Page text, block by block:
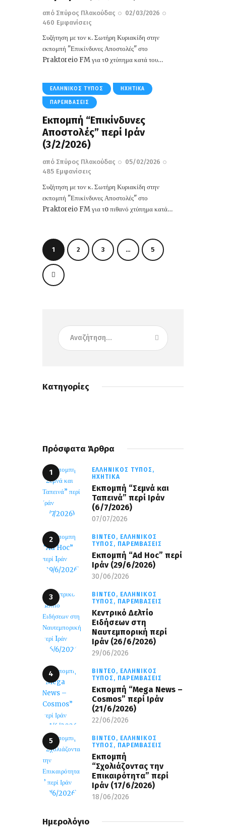
από Σπύρος Πλακούδας
02/03/2026
460 Εμφανίσεις
Συζήτηση με τον κ. Σωτήρη Κυριακίδη στην
εκπομπή "Επικίνδυνες Αποστολές" στο
Praktoreio FM για τo χτύπημα κατά του…
ΕΛΛΗΝΙΚΌΣ ΤΎΠΟΣ ΗΧΗΤΙΚΆ
ΠΑΡΕΜΒΆΣΕΙΣ
Εκπομπή “Επικίνδυνες
Αποστολές” περί Ιράν
(3/2/2026)
από Σπύρος Πλακούδας
05/02/2026
485 Εμφανίσεις
Συζήτηση με τον κ. Σωτήρη Κυριακίδη στην
εκπομπή "Επικίνδυνες Αποστολές" στο
Praktoreio FM για τo πιθανό χτύπημα κατά…
1 2 3 … 5
Κατηγορίες
Πρόσφατα Άρθρα
ΕΛΛΗΝΙΚΌΣ ΤΎΠΟΣ,
ΗΧΗΤΙΚΆ
Εκπομπή “Σεμνά και
Ταπεινά” περί Ιράν
(6/7/2026)
07/07/2026
ΒΊΝΤΕΟ, ΕΛΛΗΝΙΚΌΣ
ΤΎΠΟΣ, ΠΑΡΕΜΒΆΣΕΙΣ
Εκπομπή “Ad Hoc” περί
Iράν (29/6/2026)
30/06/2026
ΒΊΝΤΕΟ, ΕΛΛΗΝΙΚΌΣ
ΤΎΠΟΣ, ΠΑΡΕΜΒΆΣΕΙΣ
Κεντρικό Δελτίο
Ειδήσεων στη
Ναυτεμπορική περί
Iράν (26/6/2026)
29/06/2026
ΒΊΝΤΕΟ, ΕΛΛΗΝΙΚΌΣ
ΤΎΠΟΣ, ΠΑΡΕΜΒΆΣΕΙΣ
Eκπομπή “Mega News –
Cosmos” περί Ιράν
(21/6/2026)
22/06/2026
ΒΊΝΤΕΟ, ΕΛΛΗΝΙΚΌΣ
ΤΎΠΟΣ, ΠΑΡΕΜΒΆΣΕΙΣ
Εκπομπή
“Σχολιάζοντας την
Επικαιρότητα” περί
Ιράν (17/6/2026)
18/06/2026
Ημερολόγιο